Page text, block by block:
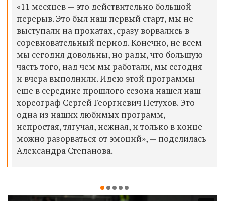
«11 месяцев — это действительно большой
перерыв. Это был наш первый старт, мы не
выступали на прокатах, сразу ворвались в
соревновательный период. Конечно, не всем
мы сегодня довольны, но рады, что большую
часть того, над чем мы работали, мы сегодня
и вчера выполнили. Идею этой программы
еще в середине прошлого сезона нашел наш
хореограф Сергей Георгиевич Петухов. Это
одна из наших любимых программ,
непростая, тягучая, нежная, и только в конце
можно разорваться от эмоций», — поделилась
Александра Степанова.